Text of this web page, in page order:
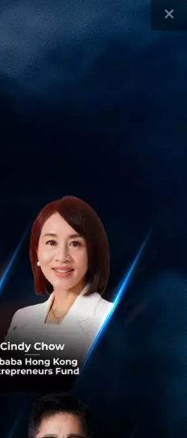
นแทนเรา
เริ่มที่
Gemini Spark
Flash
×